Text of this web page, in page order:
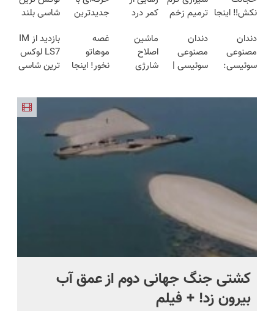
نکش‼️ اینجا
بکار
(تضمینی)
ترمیم زخم
ساخت!!!
کمر درد
دارو!
(◂پرسش‌نامه)
جدیدترین
قیمت عالی
شاسی بلند
دندان
مصنوعی
سوئیسی:
دندان
مصنوعی
سوئیسی |
رایگان+پرداخت
اقساطی😍
ماشین
اصلاح
شارژی
غصه
موهاتو
نخور! اینجا
پرداختش
کن
بازدید از IM
LS7 لوکس
ترین شاسی
کشتی‌ جنگ جهانی دوم از عمق آب
بیرون زد! + فیلم